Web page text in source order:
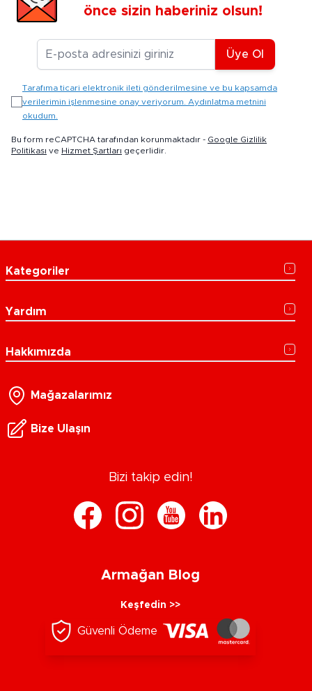
önce sizin haberiniz olsun!
E-posta Adresiniz
Üye Ol
Tarafıma ticari elektronik ileti gönderilmesine ve bu kapsamda
verilerimin işlenmesine onay veriyorum. Aydınlatma metnini
okudum.
Bu form reCAPTCHA tarafından korunmaktadır - Google Gizlilik
Politikası ve Hizmet Şartları geçerlidir.
Kategoriler
Yardım
Hakkımızda
Mağazalarımız
Bize Ulaşın
Bizi takip edin!
Armağan Blog
Keşfedin >>
Güvenli Ödeme